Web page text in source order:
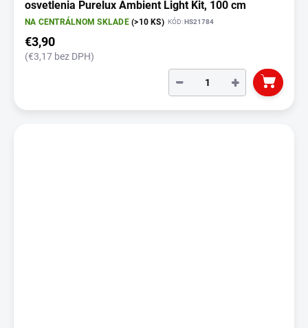
osvetlenia Purelux Ambient Light Kit, 100 cm
NA CENTRÁLNOM SKLADE(>10 KS) KÓD:HS21784
€3,90
(€3,17 bez DPH)
+
−